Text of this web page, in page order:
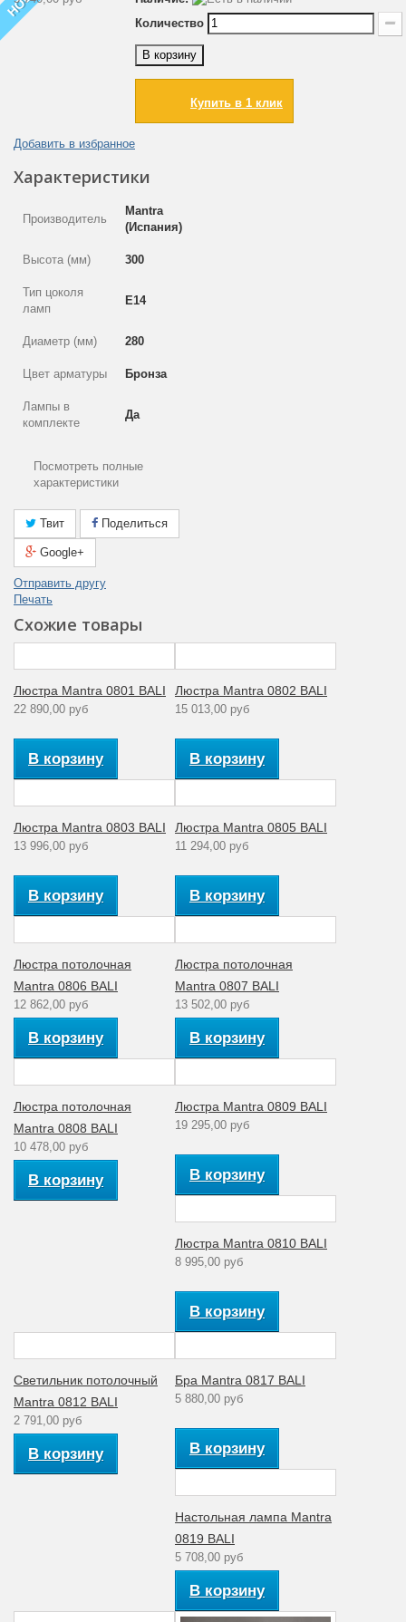
Добавить в избранное
Количество
В корзину
Купить в 1 клик
Характеристики
Производитель
Mantra
(Испания)
Высота (мм) 300
Тип цоколя
ламп
E14
Диаметр (мм) 280
Цвет арматуры Бронза
Лампы в
комплекте
Да
освещения
(м2)
2
Общая
мощность (Вт)
40
Гарантия
производителя
(месяцы)
Цвет плафона Матовый
Тип
поверхности
арматуры
Глянцевый
Материал
Стиль модерн
ламп
Аналог лампе
(Вт)
напряжение (V)
плафонов
Стекло
Коллекция
Посмотреть полные
характеристики
Твит Поделиться
Google+
Отправить другу
Печать
Схожие товары
Люстра Mantra 0801 BALI
22 890,00 руб
В корзину
Люстра Mantra 0802 BALI
15 013,00 руб
В корзину
Люстра Mantra 0803 BALI
13 996,00 руб
В корзину
Люстра Mantra 0805 BALI
11 294,00 руб
В корзину
Люстра потолочная
Mantra 0806 BALI
12 862,00 руб
В корзину
Люстра потолочная
Mantra 0807 BALI
13 502,00 руб
В корзину
Люстра потолочная
Mantra 0808 BALI
10 478,00 руб
В корзину
Люстра Mantra 0809 BALI
19 295,00 руб
В корзину
Люстра Mantra 0810 BALI
8 995,00 руб
В корзину
Светильник потолочный
Mantra 0812 BALI
2 791,00 руб
В корзину
Бра Mantra 0817 BALI
5 880,00 руб
В корзину
Настольная лампа Mantra
0819 BALI
5 708,00 руб
В корзину